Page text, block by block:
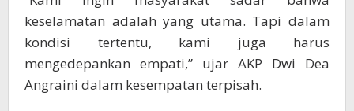
keselamatan adalah yang utama. Tapi dalam
kondisi tertentu, kami juga harus
mengedepankan empati,” ujar AKP Dwi Dea
Angraini dalam kesempatan terpisah.